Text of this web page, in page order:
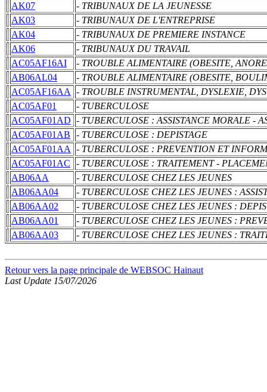
AK07
- TRIBUNAUX DE LA JEUNESSE
AK03
- TRIBUNAUX DE L'ENTREPRISE
AK04
- TRIBUNAUX DE PREMIERE INSTANCE
AK06
- TRIBUNAUX DU TRAVAIL
AC05AF16AI
- TROUBLE ALIMENTAIRE (OBESITE,
AB06AL04
- TROUBLE ALIMENTAIRE (OBESITE,
AC05AF16AA
- TROUBLE INSTRUMENTAL, DYSLEXIE,
AC05AF01
- TUBERCULOSE
AC05AF01AD - TUBERCULOSE : ASSISTANCE MORALE -
AC05AF01AB
- TUBERCULOSE : DEPISTAGE
AC05AF01AA
- TUBERCULOSE : PREVENTION ET
AC05AF01AC
- TUBERCULOSE : TRAITEMENT -
AB06AA
- TUBERCULOSE CHEZ LES JEUNES
AB06AA04
- TUBERCULOSE CHEZ LES JEUNES :
AB06AA02
- TUBERCULOSE CHEZ LES JEUNES :
AB06AA01
- TUBERCULOSE CHEZ LES JEUNES :
AB06AA03
- TUBERCULOSE CHEZ LES JEUNES :
Retour vers la page principale de WEBSOC Hainaut
Last Update 15/07/2026